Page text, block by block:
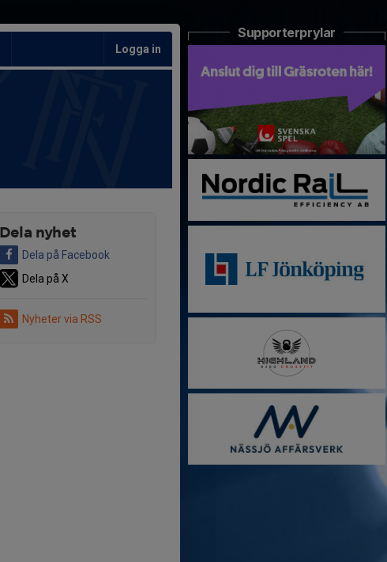
Logga in
Dela nyhet
Dela på Facebook
Dela på X
Nyheter via RSS
Supporterprylar